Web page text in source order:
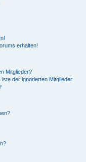
erhalten!
Mitglieder?
der ignorierten Mitglieder